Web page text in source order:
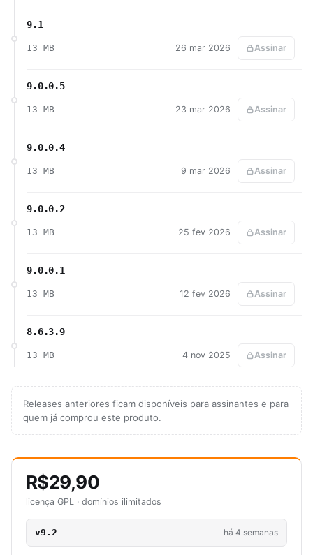
9.1
13 MB 26 mar 2026 Assinar
9.0.0.5
13 MB 23 mar 2026 Assinar
9.0.0.4
13 MB 9 mar 2026 Assinar
9.0.0.2
13 MB 25 fev 2026 Assinar
9.0.0.1
13 MB 12 fev 2026 Assinar
8.6.3.9
13 MB 4 nov 2025 Assinar
Releases anteriores ficam disponíveis para assinantes e para
quem já comprou este produto.
R$29,90
licença GPL · domínios ilimitados
v9.2 há 4 semanas